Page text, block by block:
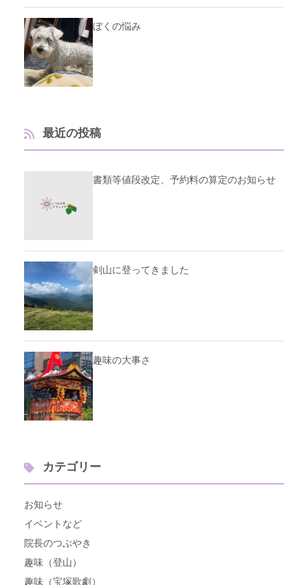
ぼくの悩み
最近の投稿
書類等値段改定、予約料の算定のお知らせ
剣山に登ってきました
趣味の大事さ
カテゴリー
お知らせ
イベントなど
院長のつぶやき
趣味（登山）
趣味（宝塚歌劇）